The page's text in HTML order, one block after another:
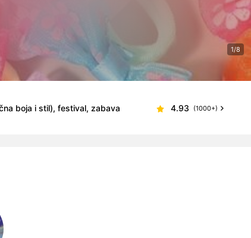
1/8
boja i stil), festival, zabava 4.93 (1000+)